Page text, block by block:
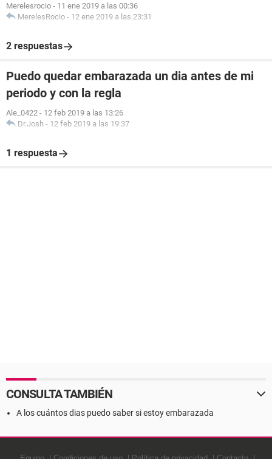
Merelesrocio - 11 ene 2019 a las 00:36
MerelesRocio - 12 ene 2019 a las 23:31
2 respuestas
Puedo quedar embarazada un dia antes de mi
periodo y con la regla
Ale_0422 - 12 feb 2019 a las 13:26
Dr.Josh - 12 feb 2019 a las 19:37
1 respuesta
CONSULTA TAMBIÉN
A los cuántos dias puedo saber si estoy embarazada